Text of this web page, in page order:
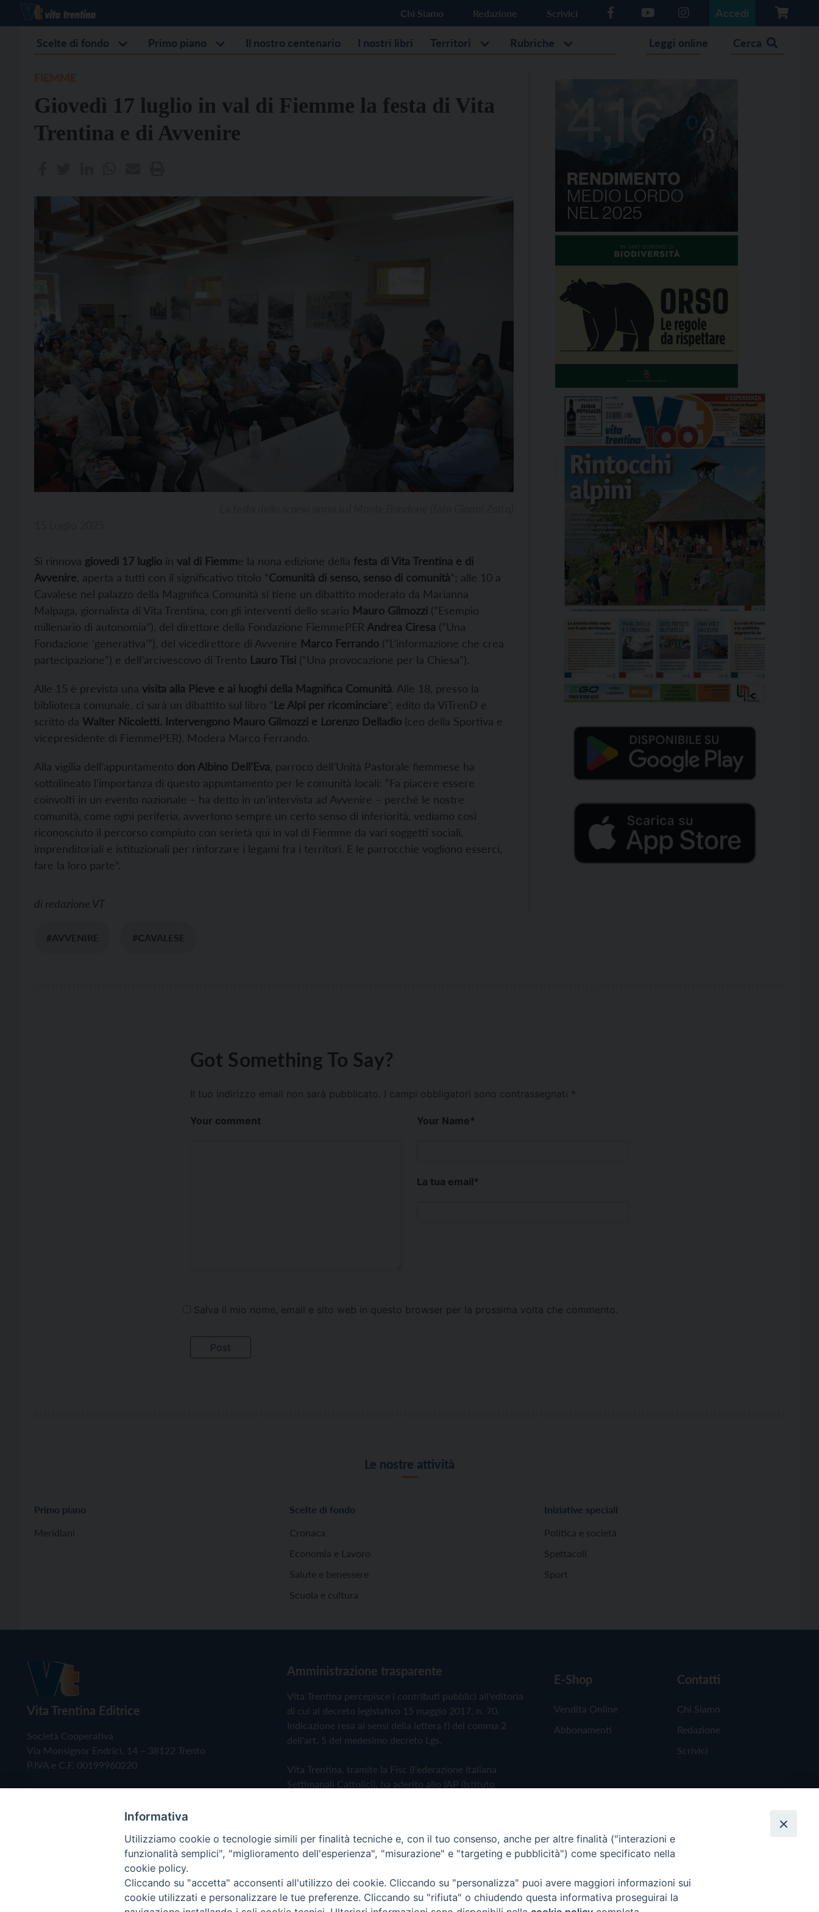
Chi Siamo Redazione Scrivici Accedi
Scelte di fondo Primo piano Il nostro centenario I nostri libri Territori Rubriche Leggi online Cerca
Giovedì 17 luglio in val di Fiemme la festa di Vita
Trentina e di Avvenire
Si rinnova giovedì 17 luglio in val di Fiemme la nona edizione della festa di Vita Trentina e di
Avvenire , aperta a tutti con il significativo titolo “Comunità di senso, senso di comunità”; alle 10 a
Cavalese nel palazzo della Magnifica Comunità si tiene un dibattito moderato da Marianna
Malpaga, giornalista di Vita Trentina, con gli interventi dello scario Mauro Gilmozzi (“Esempio
millenario di autonomia”), del direttore della Fondazione FiemmePER Andrea Ciresa (“Una
Fondazione ‘generativa’”), del vicedirettore di Avvenire Marco Ferrando (“L’informazione che crea
partecipazione”) e dell’arcivescovo di Trento Lauro Tisi (“Una provocazione per la Chiesa”).
Alle 15 è prevista una visita alla Pieve e ai luoghi della Magnifica Comunità. Alle 18, presso la
biblioteca comunale, ci sarà un dibattito sul libro “Le Alpi per ricominciare”, edito da ViTrenD e
scritto da Walter Nicoletti. Intervengono Mauro Gilmozzi e Lorenzo Delladio (ceo della Sportiva e
vicepresidente di FiemmePER). Modera Marco Ferrando.
Alla vigilia dell’appuntamento don Albino Dell’Eva , parroco dell’Unità Pastorale fiemmese ha
sottolineato l’importanza di questo appuntamento per le comunità locali: “Fa piacere essere
coinvolti in un evento nazionale – ha detto in un’intervista ad Avvenire – perché le nostre
comunità, come ogni periferia, avvertono sempre un certo senso di inferiorità, vediamo così
riconosciuto il percorso compiuto con serietà qui in val di Fiemme da vari soggetti sociali,
imprenditoriali e istituzionali per rinforzare i legami fra i territori. E le parrocchie vogliono esserci,
fare la loro parte”.
di redazione VT
#AVVENIRE #CAVALESE
Got Something To Say?
Il tuo indirizzo email non sarà pubblicato. I campi obbligatori sono contrassegnati *
Your comment Your Name*
La tua email*
Salva il mio nome, email e sito web in questo browser per la prossima volta che commento.
Le nostre attività
Primo piano
Meridiani
Scelte di fondo
Cronaca
Economia e Lavoro
Salute e benessere
Scuola e cultura
Iniziative speciali
Politica e società
Spettacoli
Sport
Vita Trentina Editrice
Società Cooperativa
Via Monsignor Endrici, 14 – 38122 Trento
P.IVA e C.F. 00199960220
Amministrazione trasparente
Vita Trentina percepisce i contributi pubblici all'editoria
di cui al decreto legislativo 15 maggio 2017, n. 70.
Indicazione resa ai sensi della lettera f) del comma 2
dell'art. 5 del medesimo decreto Lgs.
Vita Trentina, tramite la Fisc (Federazione Italiana
Settimanali Cattolici), ha aderito allo IAP (Istituto
Privacy Policy Cookie Policy
E-Shop
Vendita Online
Abbonamenti
Contatti
Chi Siamo
Redazione
Scrivici
Copyright © 2019 - Tutti i diritti riservati - Vita Trentina Editrice
Informativa
Utilizziamo cookie o tecnologie simili per finalità tecniche e, con il tuo consenso, anche per altre finalità ("interazioni e
funzionalità semplici", "miglioramento dell'esperienza", "misurazione" e "targeting e pubblicità") come specificato nella
cookie policy.
Cliccando su "accetta" acconsenti all'utilizzo dei cookie. Cliccando su "personalizza" puoi avere maggiori informazioni sui
cookie utilizzati e personalizzare le tue preferenze. Cliccando su "rifiuta" o chiudendo questa informativa proseguirai la